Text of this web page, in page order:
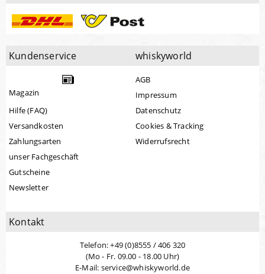
Kundenservice
Magazin
Hilfe (FAQ)
Versandkosten
Zahlungsarten
unser Fachgeschäft
Gutscheine
Newsletter
whiskyworld
AGB
Impressum
Datenschutz
Cookies & Tracking
Widerrufsrecht
Kontakt
Telefon: +49 (0)8555 / 406 320
(Mo - Fr. 09.00 - 18.00 Uhr)
E-Mail: service@whiskyworld.de